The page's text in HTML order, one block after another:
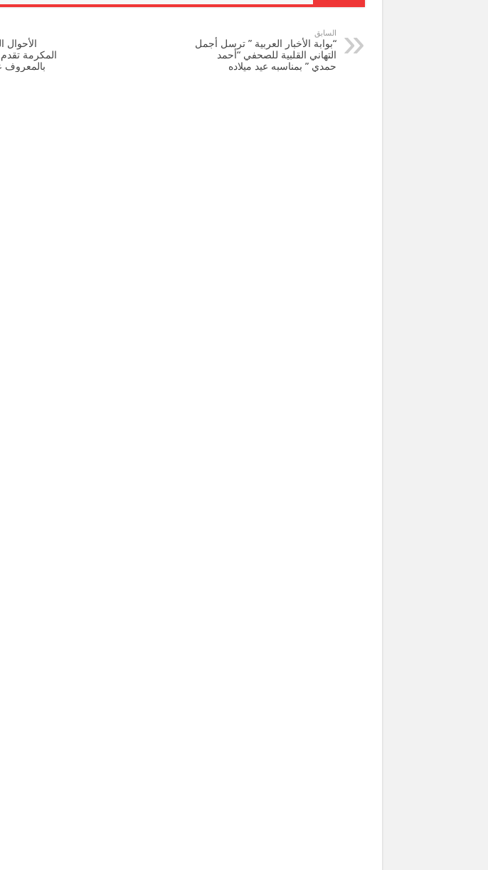
السابق
“بوابة الأخبار العربية ” ترسل أجمل
التهاني القلبية للصحفي “أحمد
حمدي ” بمناسبه عيد ميلاده
الأحوال
المكرمة تقدم
بالمعروف